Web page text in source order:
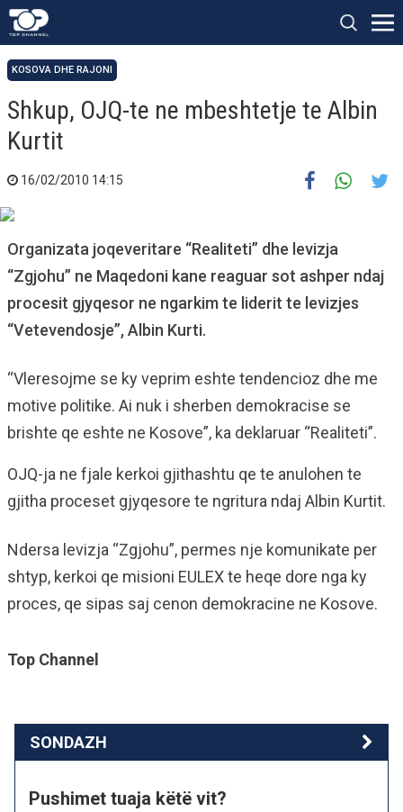
KOSOVA DHE RAJONI
Shkup, OJQ-te ne mbeshtetje te Albin
Kurtit
16/02/2010 14:15
Organizata joqeveritare “Realiteti” dhe levizja
“Zgjohu” ne Maqedoni kane reaguar sot ashper ndaj
procesit gjyqesor ne ngarkim te liderit te levizjes
“Vetevendosje”, Albin Kurti.
“Vleresojme se ky veprim eshte tendencioz dhe me
motive politike. Ai nuk i sherben demokracise se
brishte qe eshte ne Kosove”, ka deklaruar “Realiteti”.
OJQ-ja ne fjale kerkoi gjithashtu qe te anulohen te
gjitha proceset gjyqesore te ngritura ndaj Albin Kurtit.
Ndersa levizja “Zgjohu”, permes nje komunikate per
shtyp, kerkoi qe misioni EULEX te heqe dore nga ky
proces, qe sipas saj cenon demokracine ne Kosove.
Top Channel
SONDAZH
Pushimet tuaja këtë vit?